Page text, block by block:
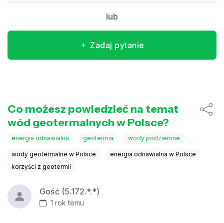
lub
Zadaj pytanie
Co możesz powiedzieć na temat
wód geotermalnych w Polsce?
energia odnawialna geotermia wody podziemne
wody geotermalne w Polsce
energia odnawialna w Polsce
korzyści z geotermii
Gość (5.172.*.*)
1 rok temu